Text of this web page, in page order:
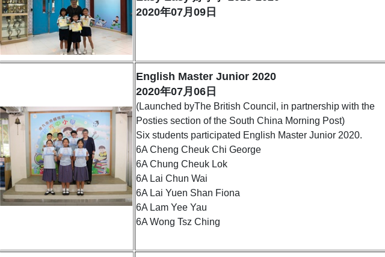
2020年07月09日
English Master Junior 2020
2020年07月06日
(Launched byThe British Council, in partnership with the
Posties section of the South China Morning Post)
Six students participated English Master Junior 2020.
6A Cheng Cheuk Chi George
6A Chung Cheuk Lok
6A Lai Chun Wai
6A Lai Yuen Shan Fiona
6A Lam Yee Yau
6A Wong Tsz Ching